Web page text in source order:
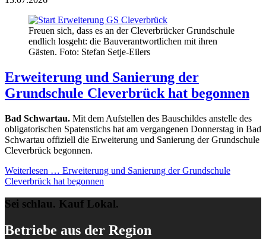
Freuen sich, dass es an der Cleverbrücker Grundschule
endlich losgeht: die Bauverantwortlichen mit ihren
Gästen. Foto: Stefan Setje-Eilers
Erweiterung und Sanierung der
Grundschule Cleverbrück hat begonnen
Bad Schwartau. Mit dem Aufstellen des Bauschildes anstelle des
obligatorischen Spatenstichs hat am vergangenen Donnerstag in Bad
Schwartau offiziell die Erweiterung und Sanierung der Grundschule
Cleverbrück begonnen.
Weiterlesen … Erweiterung und Sanierung der Grundschule
Cleverbrück hat begonnen
Sei schlau. Kauf Lokal.
Betriebe aus der Region